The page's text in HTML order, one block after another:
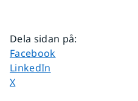
Dela sidan på:
Dela sidan på
Facebook
Dela sidan på
LinkedIn
Dela sidan på
X